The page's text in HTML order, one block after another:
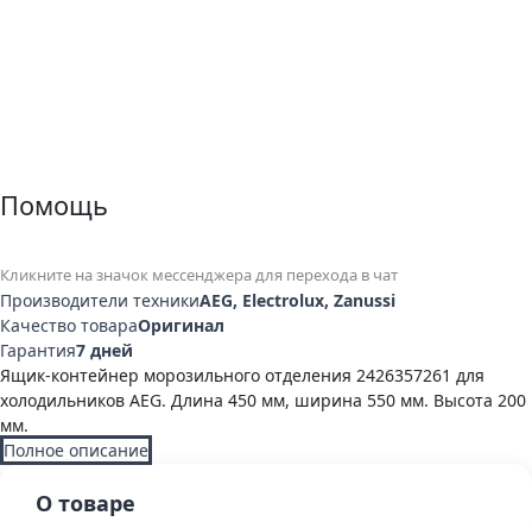
Помощь
Кликните на значок мессенджера для перехода в чат
Производители техникиAEG, Electrolux, Zanussi
Качество товараОригинал
Гарантия7 дней
Ящик-контейнер морозильного отделения 2426357261 для
холодильников AEG. Длина 450 мм, ширина 550 мм. Высота 200
мм.
Полное описание
О товаре